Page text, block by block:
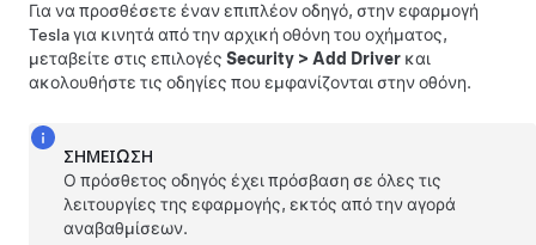
Για να προσθέσετε έναν επιπλέον οδηγό, στην εφαρμογή
Tesla για κινητά από την αρχική οθόνη του οχήματος,
μεταβείτε στις επιλογές Security > Add Driver και
ακολουθήστε τις οδηγίες που εμφανίζονται στην οθόνη.
ΣΗΜΕΊΩΣΗ
Ο πρόσθετος οδηγός έχει πρόσβαση σε όλες τις
λειτουργίες της εφαρμογής, εκτός από την αγορά
αναβαθμίσεων.